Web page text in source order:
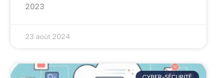
2023
23 août 2024